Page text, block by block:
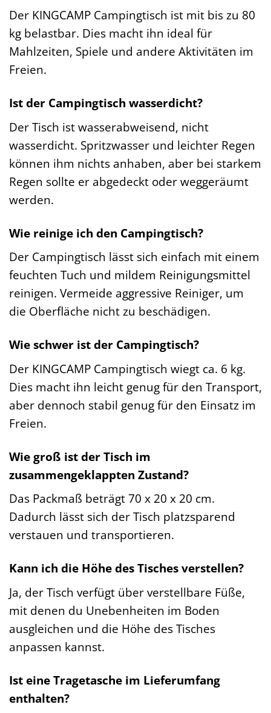
Der KINGCAMP Campingtisch ist mit bis zu 80
kg belastbar. Dies macht ihn ideal für
Mahlzeiten, Spiele und andere Aktivitäten im
Freien.
Ist der Campingtisch wasserdicht?
Der Tisch ist wasserabweisend, nicht
wasserdicht. Spritzwasser und leichter Regen
können ihm nichts anhaben, aber bei starkem
Regen sollte er abgedeckt oder weggeräumt
werden.
Wie reinige ich den Campingtisch?
Der Campingtisch lässt sich einfach mit einem
feuchten Tuch und mildem Reinigungsmittel
reinigen. Vermeide aggressive Reiniger, um
die Oberfläche nicht zu beschädigen.
Wie schwer ist der Campingtisch?
Der KINGCAMP Campingtisch wiegt ca. 6 kg.
Dies macht ihn leicht genug für den Transport,
aber dennoch stabil genug für den Einsatz im
Freien.
Wie groß ist der Tisch im
zusammengeklappten Zustand?
Das Packmaß beträgt 70 x 20 x 20 cm.
Dadurch lässt sich der Tisch platzsparend
verstauen und transportieren.
Kann ich die Höhe des Tisches verstellen?
Ja, der Tisch verfügt über verstellbare Füße,
mit denen du Unebenheiten im Boden
ausgleichen und die Höhe des Tisches
anpassen kannst.
Ist eine Tragetasche im Lieferumfang
enthalten?